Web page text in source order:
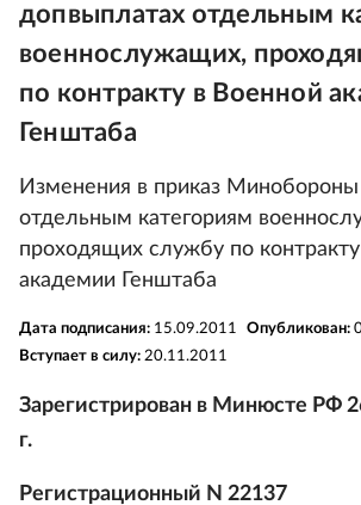
допвыплатах отдельным
военнослужащих,
по контракту в Военной
Генштаба
Изменения в приказ
отдельным категориям
проходящих службу по
академии Генштаба
Дата подписания: 15.09.2011 Опубликован:
Вступает в силу: 20.11.2011
Зарегистрирован в Минюсте РФ
г.
Регистрационный N 22137